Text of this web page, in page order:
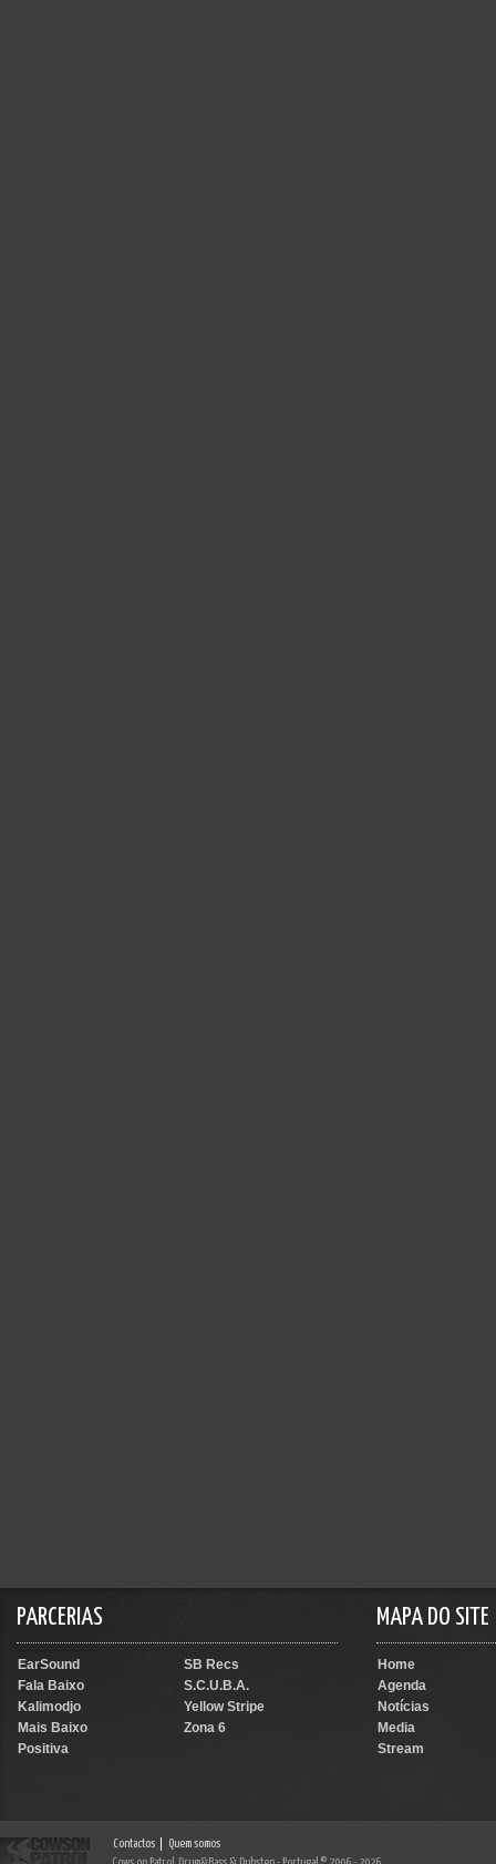
PARCERIAS
EarSound
SB Recs
Fala Baixo
S.C.U.B.A.
Kalimodjo
Yellow Stripe
Mais Baixo
Zona 6
Positiva
MAPA DO SITE
Home
Agenda
Notícias
Media
Stream
Contactos
Quem somos